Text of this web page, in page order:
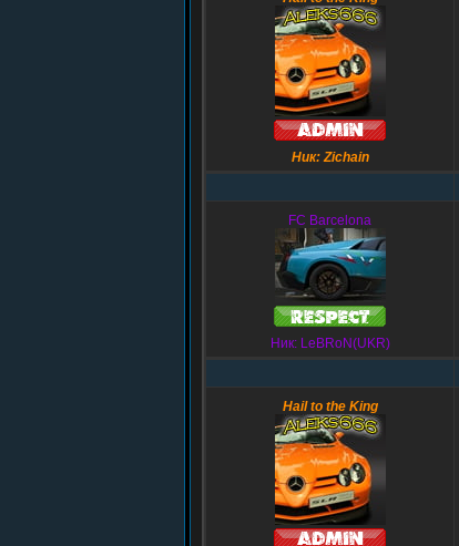
Ник: Zichain
FC Barcelona
Ник: LeBRoN(UKR)
Hail to the King